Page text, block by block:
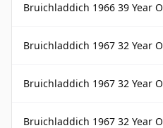
Bruichladdich 1966 39 Year
Bruichladdich 1967 32 Year Old
Bruichladdich 1967 32 Year Old Sherry Cask
Bruichladdich 1967 32 Year Old